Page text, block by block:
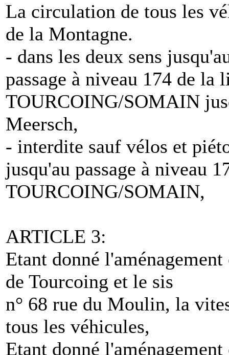
La circulation de tous les
de la Montagne.
- dans les deux sens
passage à niveau 174 de la
TOURCOING/SOMAIN
Meersch,
- interdite sauf vélos et
jusqu'au passage à niveau
TOURCOING/SOMAIN,
ARTICLE 3:
Etant donné
de Tourcoing et le sis
n° 68 rue du Moulin, la
tous les véhicules,
Etant donné